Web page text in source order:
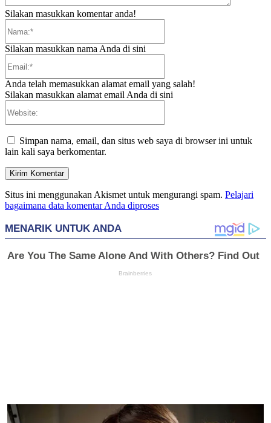
Silakan masukkan komentar anda!
Silakan masukkan nama Anda di sini
Anda telah memasukkan alamat email yang salah!
Silakan masukkan alamat email Anda di sini
Simpan nama, email, dan situs web saya di browser ini untuk
lain kali saya berkomentar.
Situs ini menggunakan Akismet untuk mengurangi spam. Pelajari
bagaimana data komentar Anda diproses